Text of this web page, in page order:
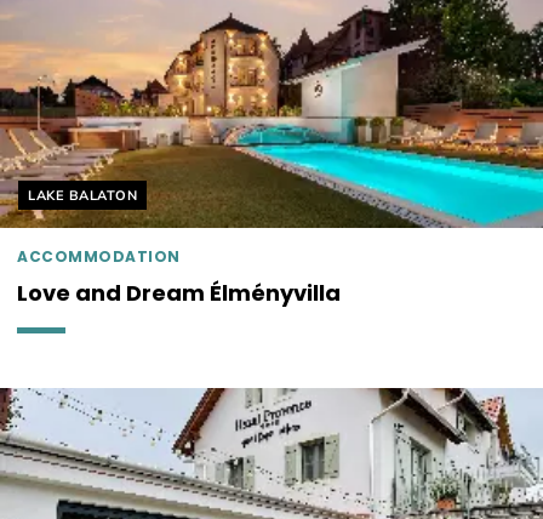
Helyszín címkék:
LAKE BALATON
ACCOMMODATION
Love and Dream Élményvilla